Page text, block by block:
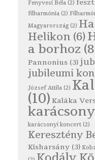
Fenyvesi Béla (2)
filharmónia (2)
Magyarország (2)
Helikon (6)
a borhoz
Pannonius (3)
jubileumi
József Attila (2)
(10) Kaláka
karácsony
karácsonyi koncert (2)
Keresztény
Kisharsány (3)